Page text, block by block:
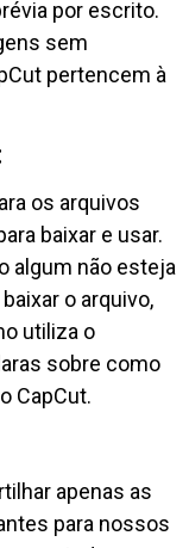
por escrito.
sem
pertencem à
os arquivos
baixar e usar.
algum não esteja
o arquivo,
utiliza o
sobre como
CapCut.
apenas as
para nossos